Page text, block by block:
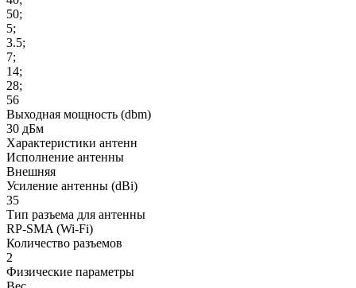
50;
5;
3.5;
7;
14;
28;
56
Выходная мощность (dbm)
30 дБм
Характеристики антенн
Исполнение антенны
Внешняя
Усиление антенны (dBi)
35
Тип разъема для антенны
RP-SMA (Wi-Fi)
Количество разъемов
2
Физические параметры